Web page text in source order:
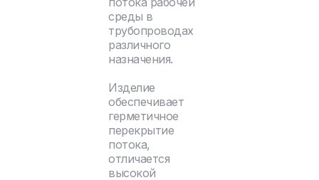
среды в
трубопроводах
различного
назначения.
Изделие
обеспечивает
герметичное
перекрытие
потока,
отличается
высокой